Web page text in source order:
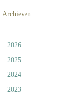
Archieven
2026
2025
2024
2023